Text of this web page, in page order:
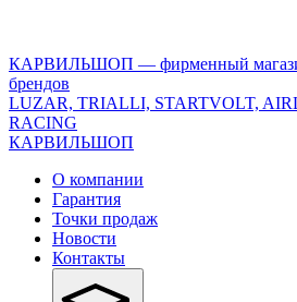
version="1.0"
encoding="utf-
8"?
>
КАРВИЛЬШОП — фирменный
брендов
LUZAR, TRIALLI, STARTVOLT,
RACING
КАРВИЛЬШОП
О компании
Гарантия
Точки продаж
Новости
Контакты